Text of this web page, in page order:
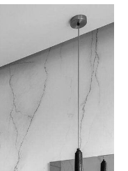
Selebriti